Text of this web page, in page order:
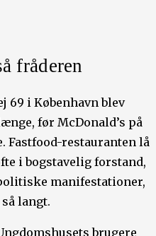
fråderen
69 i København blev
før McDonald’s på
Fastfood-restauranten lå
i bogstavelig forstand,
manifestationer,
langt.
brugere